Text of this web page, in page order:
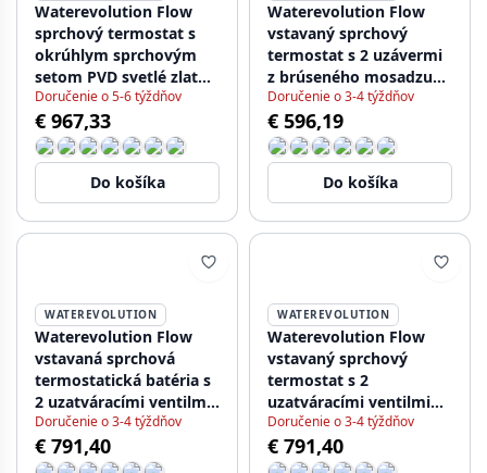
Waterevolution Flow
sprchový termostat s
okrúhlym sprchovým
setom PVD svetlé zlato
T140TNRWGE
Doručenie o 5-6 týždňov
€ 967,33
Do košíka
Waterevolution Flow
vstavaný sprchový
termostat s 2 uzávermi
z brúseného mosadzu
1208916452
Doručenie o 3-4 týždňov
€ 596,19
Do košíka
WATEREVOLUTION
Waterevolution Flow
vstavaná sprchová
termostatická batéria s
2 uzatváracími ventilmi
gun metal 1208948847
Doručenie o 3-4 týždňov
€ 791,40
WATEREVOLUTION
Waterevolution Flow
vstavaný sprchový
termostat s 2
uzatváracími ventilmi
PVD brúsená meď
Doručenie o 3-4 týždňov
€ 791,40